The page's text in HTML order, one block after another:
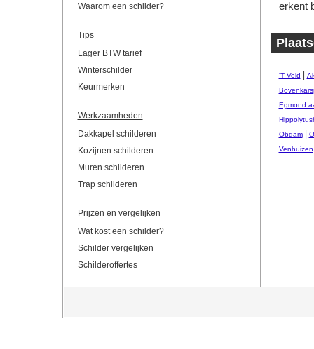
Waarom een schilder?
Tips
Lager BTW tarief
Winterschilder
Keurmerken
Werkzaamheden
Dakkapel schilderen
Kozijnen schilderen
Muren schilderen
Trap schilderen
Prijzen en vergelijken
Wat kost een schilder?
Schilder vergelijken
Schilderoffertes
erkent
'T Veld
Egmond
Obdam|
Venhuizen